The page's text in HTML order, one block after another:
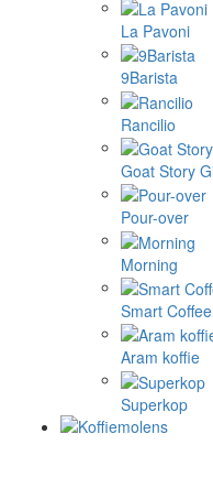
La Pavoni
9Barista
Rancilio
Goat Story
Pour-over
Morning
Smart
Aram koffie
Superkop